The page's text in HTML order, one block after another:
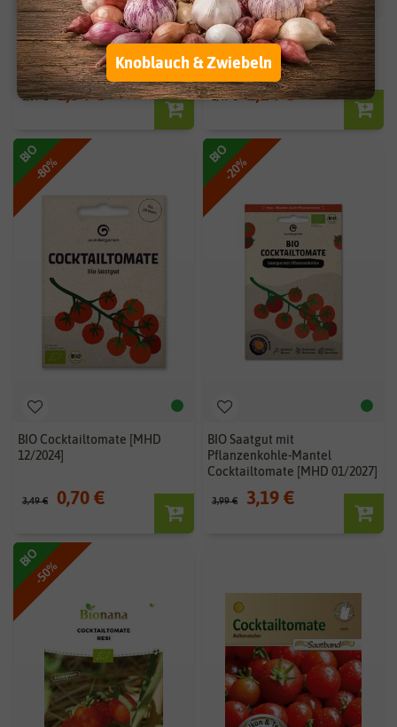
Kirschtomate Zuckertraube
2,69 € 1,34 €
BIO Kirschtomate
Zuckertraube
2,49 € 1,24 €
-80%
BIO
BIO Cocktailtomate [MHD
12/2024]
3,49 € 0,70 €
-20%
BIO
BIO Saatgut mit
Pflanzenkohle-Mantel
Cocktailtomate [MHD 01/2027]
3,99 € 3,19 €
-50%
BIO
Knoblauch & Zwiebeln